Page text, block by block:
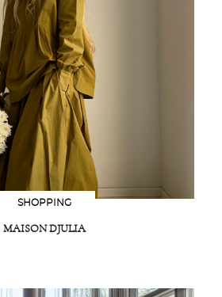
SHOPPING
MAISON DJULIA